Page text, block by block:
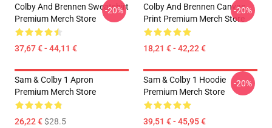
Colby And Brennen Sweatshirt
Premium Merch Store
37,67 € - 44,11 €
-20%
Colby And Brennen Canvas
Print Premium Merch Store
18,21 € - 42,22 €
-20%
Sam & Colby 1 Apron
Premium Merch Store
26,22 €$28.5
Sam & Colby 1 Hoodie
Premium Merch Store
39,51 € - 45,95 €
-20%